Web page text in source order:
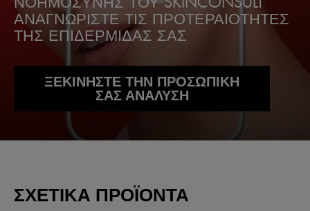
ΑΝΑΓΝΩΡΙΣΤΕ ΤΙΣ ΠΡΟΤΕΡΑΙΟΤΗΤΕΣ
ΤΗΣ ΕΠΙΔΕΡΜΙΔΑΣ ΣΑΣ
ΞΕΚΙΝΗΣΤΕ ΤΗΝ ΠΡΟΣΩΠΙΚΗ
ΣΑΣ ΑΝΑΛΥΣΗ
ΣΧΕΤΙΚΆ ΠΡΟΪΌΝΤΑ